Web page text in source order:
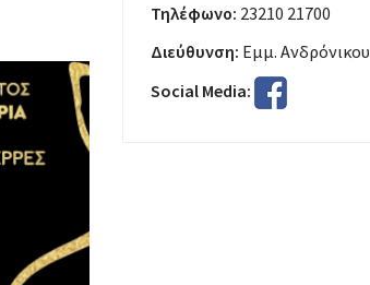
Τηλέφωνο: 23210 21700
Διεύθυνση: Εμμ.
Social Media: